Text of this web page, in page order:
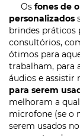
Os fones de
personalizados
brindes práticos
consultórios,
ótimos para
trabalham, para
áudios e assistir
para serem
melhoram a
microfone (se o
serem usados